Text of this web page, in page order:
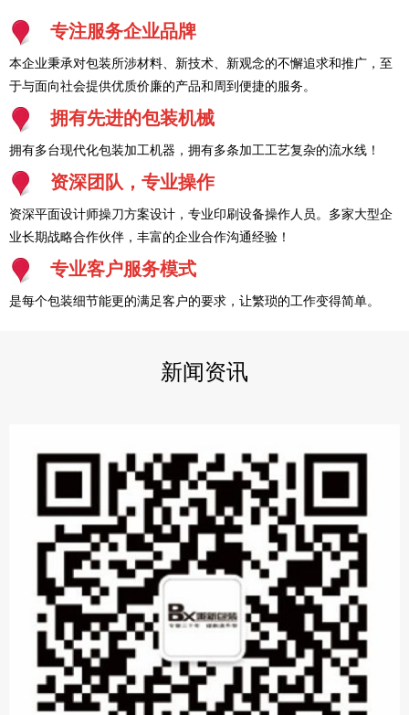
专注服务企业品牌
本企业秉承对包装所涉材料、新技术、新观念的不懈追求和推广，至
于与面向社会提供优质价廉的产品和周到便捷的服务。
拥有先进的包装机械
拥有多台现代化包装加工机器，拥有多条加工工艺复杂的流水线！
资深团队，专业操作
资深平面设计师操刀方案设计，专业印刷设备操作人员。多家大型企
业长期战略合作伙伴，丰富的企业合作沟通经验！
专业客户服务模式
是每个包装细节能更的满足客户的要求，让繁琐的工作变得简单。
新闻资讯